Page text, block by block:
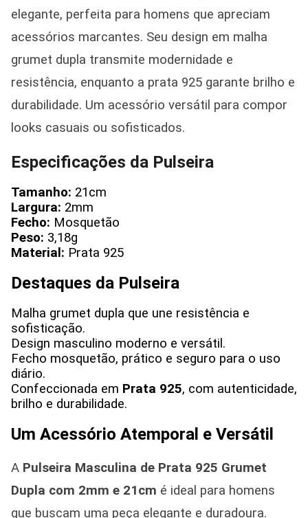
elegante, perfeita para homens que apreciam
acessórios marcantes. Seu design em malha
grumet dupla transmite modernidade e
resistência, enquanto a prata 925 garante brilho e
durabilidade. Um acessório versátil para compor
looks casuais ou sofisticados.
Especificações da Pulseira
Tamanho: 21cm
Largura: 2mm
Fecho: Mosquetão
Peso: 3,18g
Material: Prata 925
Destaques da Pulseira
Malha grumet dupla que une resistência e
sofisticação.
Design masculino moderno e versátil.
Fecho mosquetão, prático e seguro para o uso
diário.
Confeccionada em Prata 925, com autenticidade,
brilho e durabilidade.
Um Acessório Atemporal e Versátil
A Pulseira Masculina de Prata 925 Grumet
Dupla com 2mm e 21cm é ideal para homens
que buscam uma peça elegante e duradoura.